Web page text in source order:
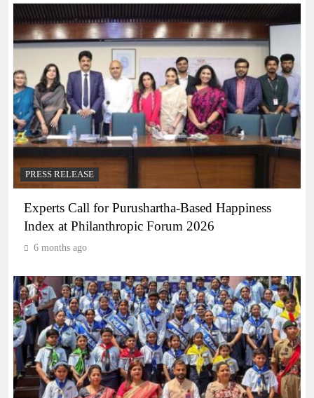
PRESS RELEASE
Experts Call for Purushartha-Based Happiness
Index at Philanthropic Forum 2026
6 months ago